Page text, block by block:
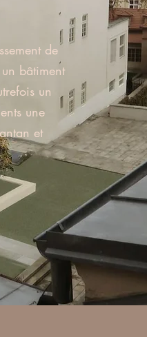
de
bâtiment
un
une
et